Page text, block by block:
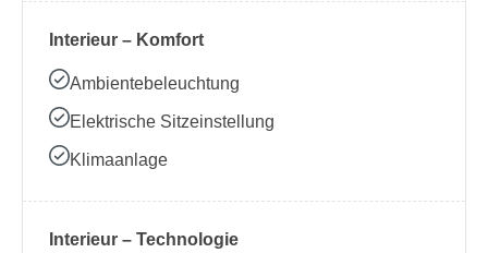
Interieur – Komfort
Ambientebeleuchtung
Elektrische Sitzeinstellung
Klimaanlage
Interieur – Technologie